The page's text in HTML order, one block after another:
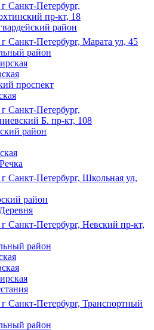
Санкт-Петербург,
пр-кт, 18
район
Санкт-Петербург, Марата ул, 45
район
проспект
Санкт-Петербург,
Б. пр-кт, 108
район
г Санкт-Петербург, Школьная ул,
район
г Санкт-Петербург, Невский пр-кт,
район
г Санкт-Петербург, Транспортный
район